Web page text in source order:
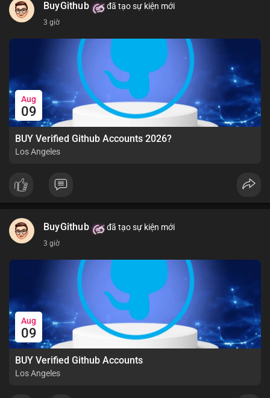
BuyGithub đã tạo sự kiện mới
3 giờ
Aug
09
BUY Verified Github Accounts 2026?
Los Angeles
BuyGithub đã tạo sự kiện mới
3 giờ
Aug
09
BUY Verified Github Accounts
Los Angeles